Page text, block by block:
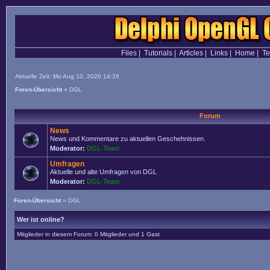
Files| Tutorials| Articles| Links| Home
Aktuelle Zeit: Mo Aug 10, 2026 14:26
Foren-Übersicht » DGL
Forum
News
News und Kommentare zu aktuellen Geschehnissen.
Moderator: DGL-Team
Umfragen
Aktuelle und alte Umfragen von DGL
Moderator: DGL-Team
Foren-Übersicht » DGL
Wer ist online?
Mitglieder in diesem Forum: 0 Mitglieder und 1 Gast